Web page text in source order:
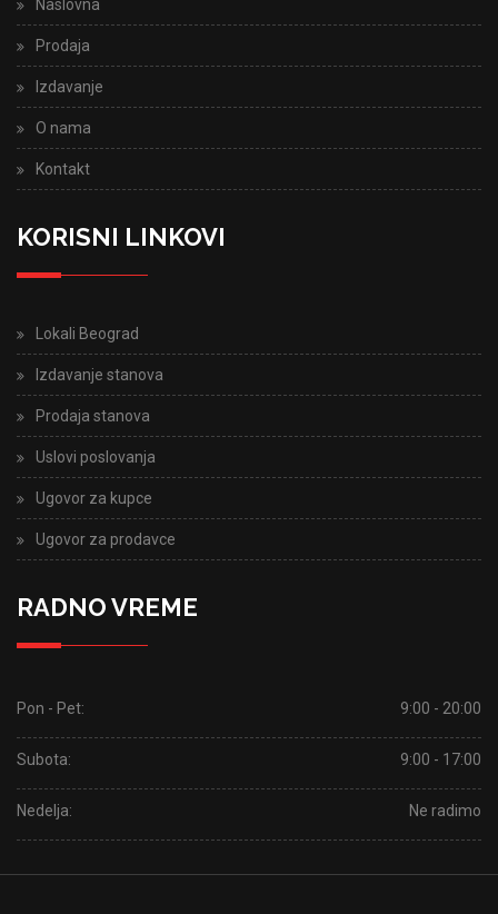
Naslovna
Prodaja
Izdavanje
O nama
Kontakt
KORISNI LINKOVI
Lokali Beograd
Izdavanje stanova
Prodaja stanova
Uslovi poslovanja
Ugovor za kupce
Ugovor za prodavce
RADNO VREME
Pon - Pet: 9:00 - 20:00
Subota: 9:00 - 17:00
Nedelja: Ne radimo